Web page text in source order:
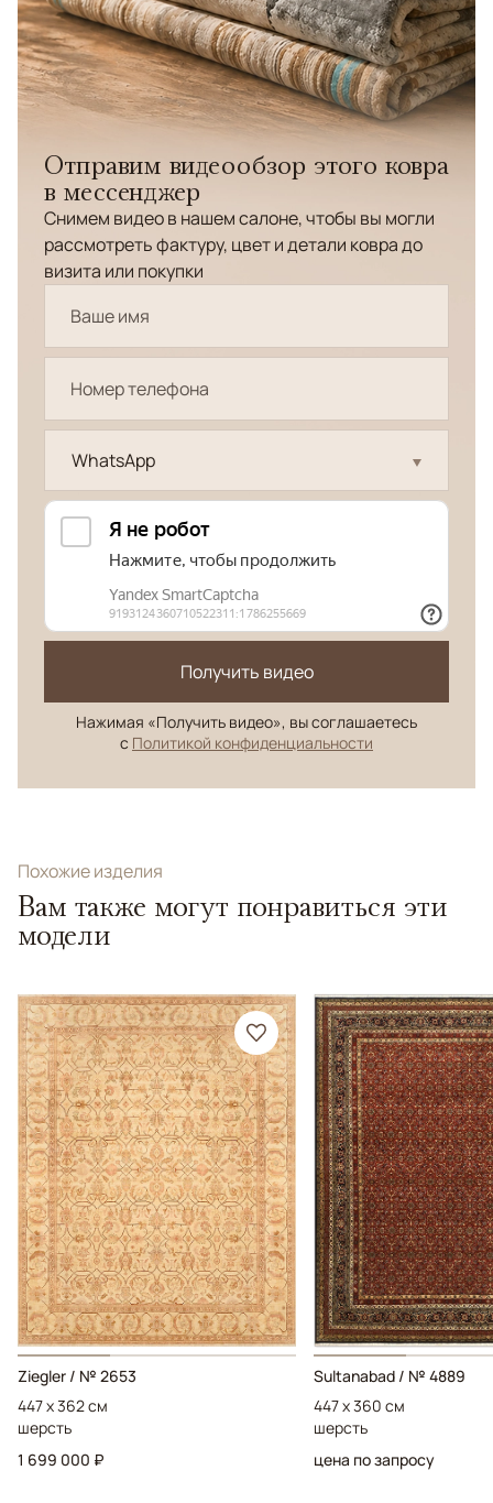
Отправим видеообзор этого ковра
в мессенджер
Снимем видео в нашем салоне, чтобы вы могли
рассмотреть фактуру, цвет и детали ковра до
визита или покупки
WhatsApp
Получить видео
Нажимая «Получить видео», вы соглашаетесь
с Политикой конфиденциальности
Похожие изделия
Вам также могут понравиться эти
модели
Ziegler / № 2653
447 x 362 см
шерсть
1 699 000 ₽
Sultanabad / № 4889
447 x 360 см
шерсть
цена по запросу